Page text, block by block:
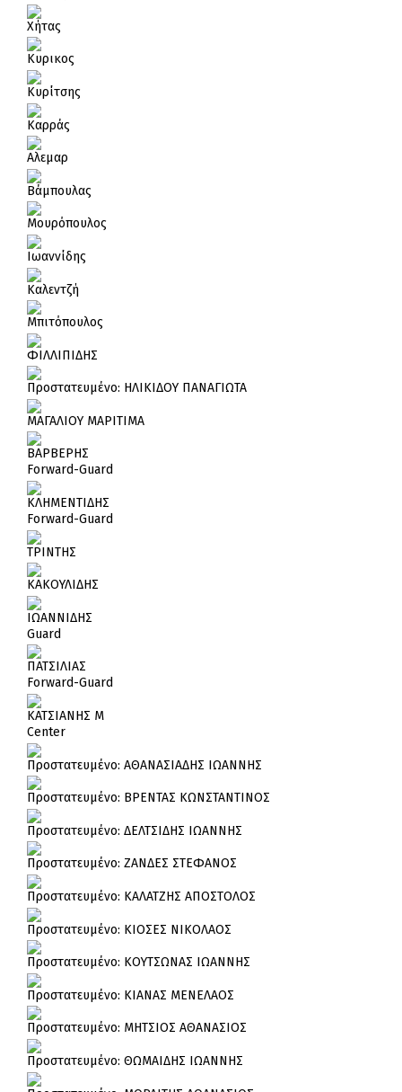
Χήτας
Κυρικος
Κυρίτσης
Καρράς
Αλεμαρ
Βάμπουλας
Μουρόπουλος
Ιωαννίδης
Καλεντζή
Μπιτόπουλος
ΦΙΛΛΙΠΙΔΗΣ
Πρoστατευμένο: ΗΛΙΚΙΔΟΥ ΠΑΝΑΓΙΩΤΑ
ΜΑΓΑΛΙΟΥ ΜΑΡΙΤΙΜΑ
ΒΑΡΒΕΡΗΣ
Forward-Guard
ΚΛΗΜΕΝΤΙΔΗΣ
Forward-Guard
ΤΡΙΝΤΗΣ
ΚΑΚΟΥΛΙΔΗΣ
ΙΩΑΝΝΙΔΗΣ
Guard
ΠΑΤΣΙΛΙΑΣ
Forward-Guard
ΚΑΤΣΙΑΝΗΣ Μ
Center
Πρoστατευμένο: ΑΘΑΝΑΣΙΑΔΗΣ ΙΩΑΝΝΗΣ
Πρoστατευμένο: ΒΡΕΝΤΑΣ ΚΩΝΣΤΑΝΤΙΝΟΣ
Πρoστατευμένο: ΔΕΛΤΣΙΔΗΣ ΙΩΑΝΝΗΣ
Πρoστατευμένο: ΖΑΝΔΕΣ ΣΤΕΦΑΝΟΣ
Πρoστατευμένο: ΚΑΛΑΤΖΗΣ ΑΠΟΣΤΟΛΟΣ
Πρoστατευμένο: ΚΙΟΣΕΣ ΝΙΚΟΛΑΟΣ
Πρoστατευμένο: ΚΟΥΤΣΩΝΑΣ ΙΩΑΝΝΗΣ
Πρoστατευμένο: ΚΙΑΝΑΣ ΜΕΝΕΛΑΟΣ
Πρoστατευμένο: ΜΗΤΣΙΟΣ ΑΘΑΝΑΣΙΟΣ
Πρoστατευμένο: ΘΩΜΑΙΔΗΣ ΙΩΑΝΝΗΣ